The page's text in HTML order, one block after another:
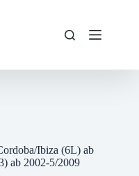
Ibiza (6L) ab
ab 2002-5/2009